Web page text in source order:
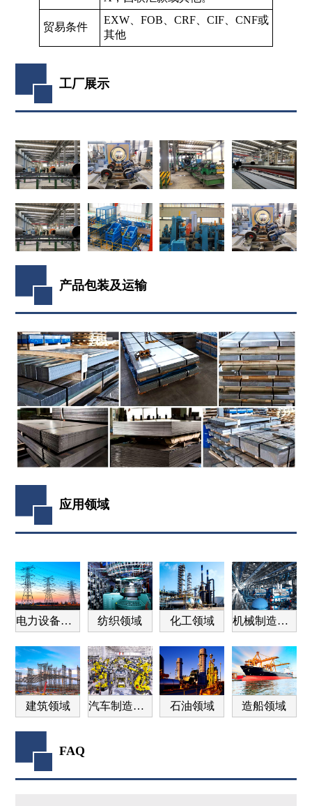
贸易条件
EXW、FOB、CRF、CIF、CNF或
其他
工厂展示
产品包装及运输
应用领域
电力设备领域 纺织领域 化工领域 机械制造领域
建筑领域 汽车制造领域 石油领域 造船领域
FAQ